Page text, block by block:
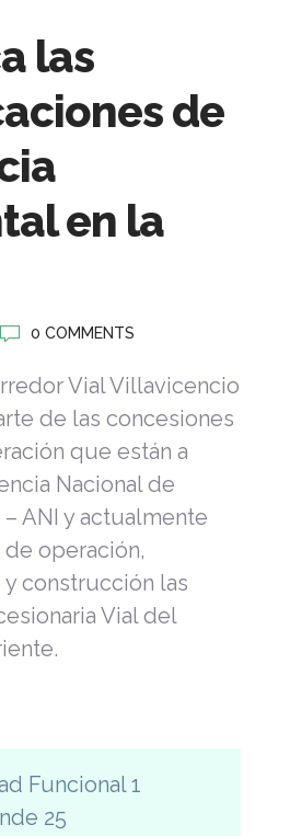
las
de
en la
0 COMMENTS
Vial Villavicencio
de las concesiones
que están a
Nacional de
ANI y actualmente
operación,
construcción las
Vial del
Funcional 1
25